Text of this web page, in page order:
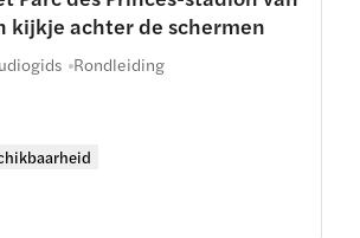
kijkje achter de schermen
Rondleiding